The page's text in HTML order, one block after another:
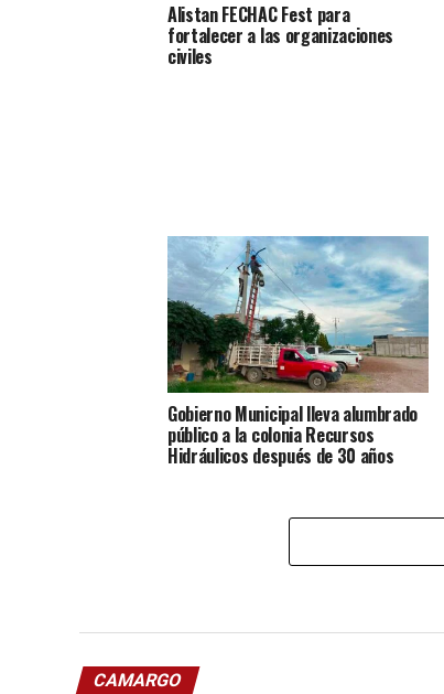
Alistan FECHAC Fest para
fortalecer a las organizaciones
civiles
Gobierno Municipal lleva alumbrado
público a la colonia Recursos
Hidráulicos después de 30 años
CAMARGO